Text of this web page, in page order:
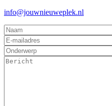
info@jouwnieuweplek.nl